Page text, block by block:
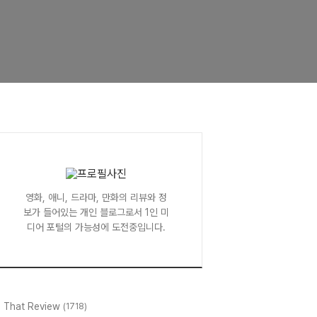
영화, 애니, 드라마, 만화의 리뷰와 정
보가 들어있는 개인 블로그로서 1인 미
디어 포털의 가능성에 도전중입니다.
That Review (1718)